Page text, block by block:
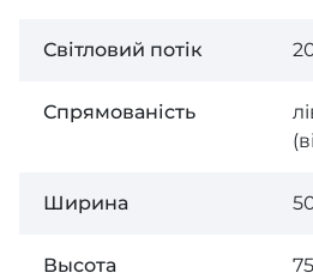
Світловий потік
Спрямованість
Ширина
Высота